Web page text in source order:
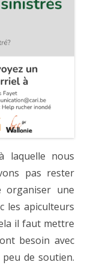
laquelle nous
pas rester
organiser une
les apiculteurs
il faut mettre
besoin avec
de soutien.